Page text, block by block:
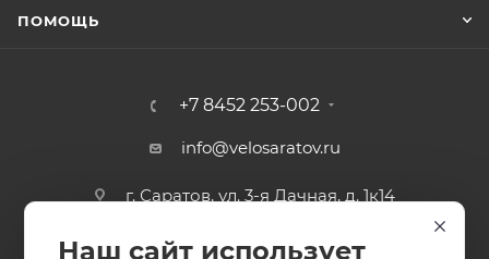
ПОМОЩЬ
+7 8452 253-002
info@velosaratov.ru
г. Саратов, ул. 3-я Дачная, д. 1к14
Наш сайт использует